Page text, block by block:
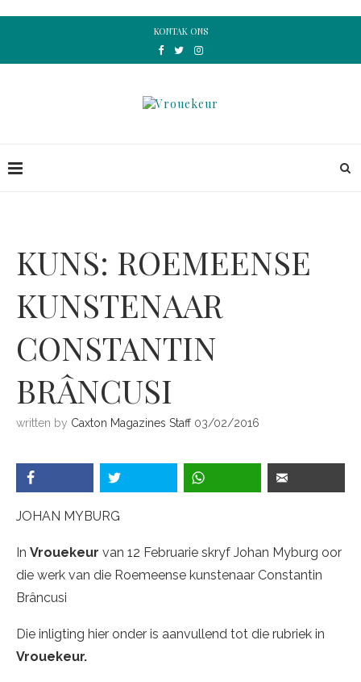
KONTAK ONS
KUNS: ROEMEENSE
KUNSTENAAR
CONSTANTIN
BRÂNCUSI
written by Caxton Magazines Staff 03/02/2016
JOHAN MYBURG
In Vrouekeur van 12 Februarie skryf Johan Myburg oor
die werk van die Roemeense kunstenaar Constantin
Brâncusi
Die inligting hier onder is aanvullend tot die rubriek in
Vrouekeur.